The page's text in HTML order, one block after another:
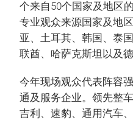
个来自50个国家及地区
专业观众来源国家及地
亚、土耳其、韩国、泰
联酋、哈萨克斯坦以及
今年现场观众代表阵容
通及服务企业。领先整
吉利、速豹、通用汽车